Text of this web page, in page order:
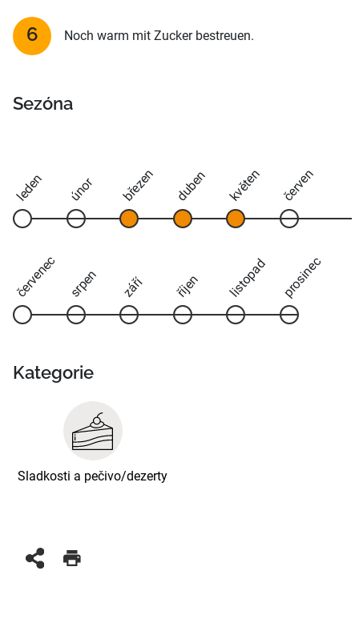
Noch warm mit Zucker bestreuen.
Sezóna
leden únor březen duben květen červen
červenec srpen září říjen listopad prosinec
Kategorie
Sladkosti a pečivo/dezerty